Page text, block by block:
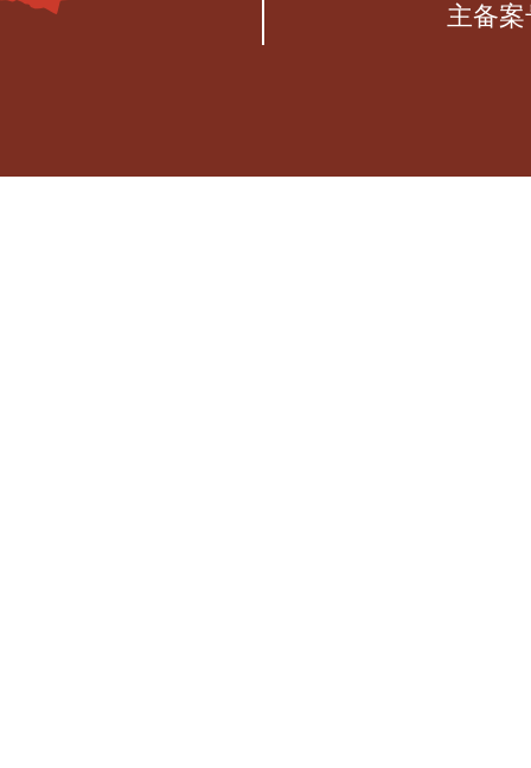
主备